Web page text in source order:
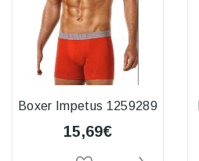
Boxer Impetus 1259289
15,69€